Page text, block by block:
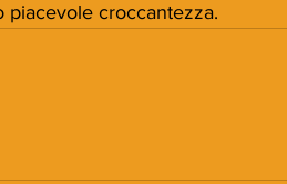
croccantezza.